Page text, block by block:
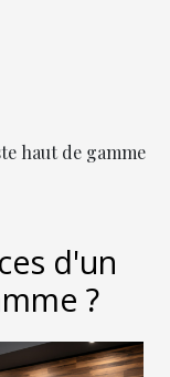
haut de gamme
d'un
?